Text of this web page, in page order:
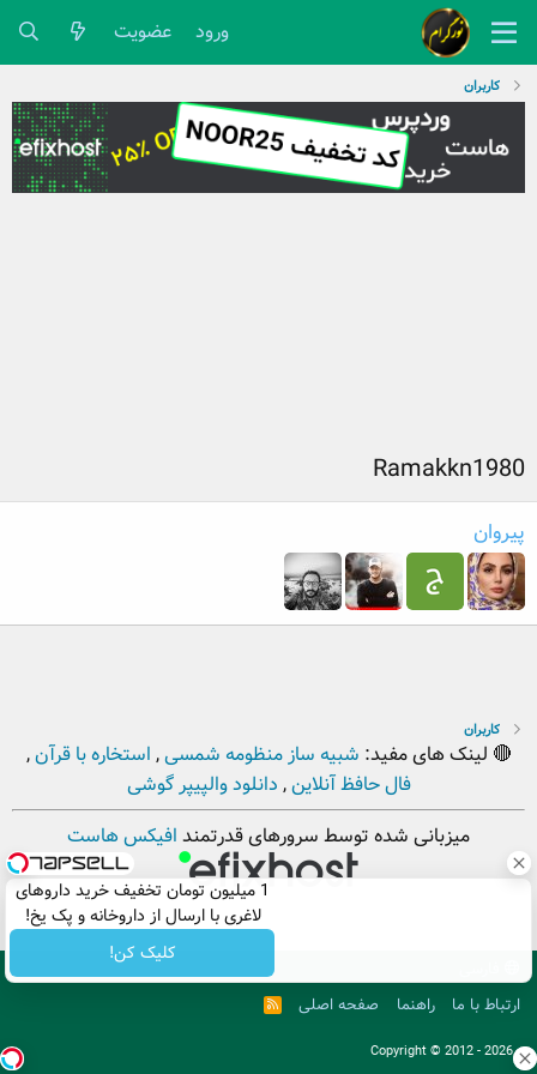
ورود عضویت
کاربران
1 میلیون تومان تخفیف خرید داروهای
لاغری با ارسال از داروخانه و پک یخ!
کلیک کن!
Ramakkn1980
پیروان
کاربران
🔴 لینک های مفید: شبیه ساز منظومه شمسی, استخاره با قرآن,
فال حافظ آنلاین, دانلود والپیپر گوشی
میزبانی شده توسط سرورهای قدرتمند افیکس هاست
ارتباط با ما
راهنما صفحه اصلی
R
S
. Copyright © 2012 - 2026